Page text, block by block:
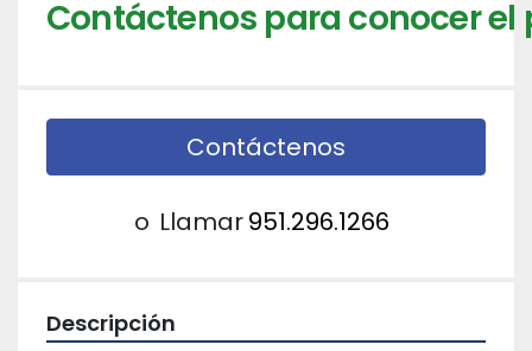
Contáctenos para conocer el
Contáctenos
o Llamar951.296.1266
Descripción